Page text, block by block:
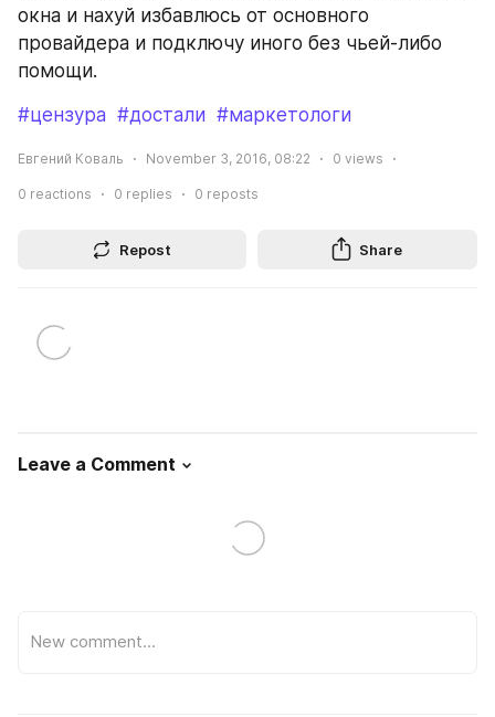
окна и нахуй избавлюсь от основного
провайдера и подключу иного без чьей-либо
помощи.
#цензура #достали #маркетологи
Евгений Коваль November 3, 2016, 08:22 0 views
0 reactions 0 replies 0 reposts
Repost Share
Leave a Comment